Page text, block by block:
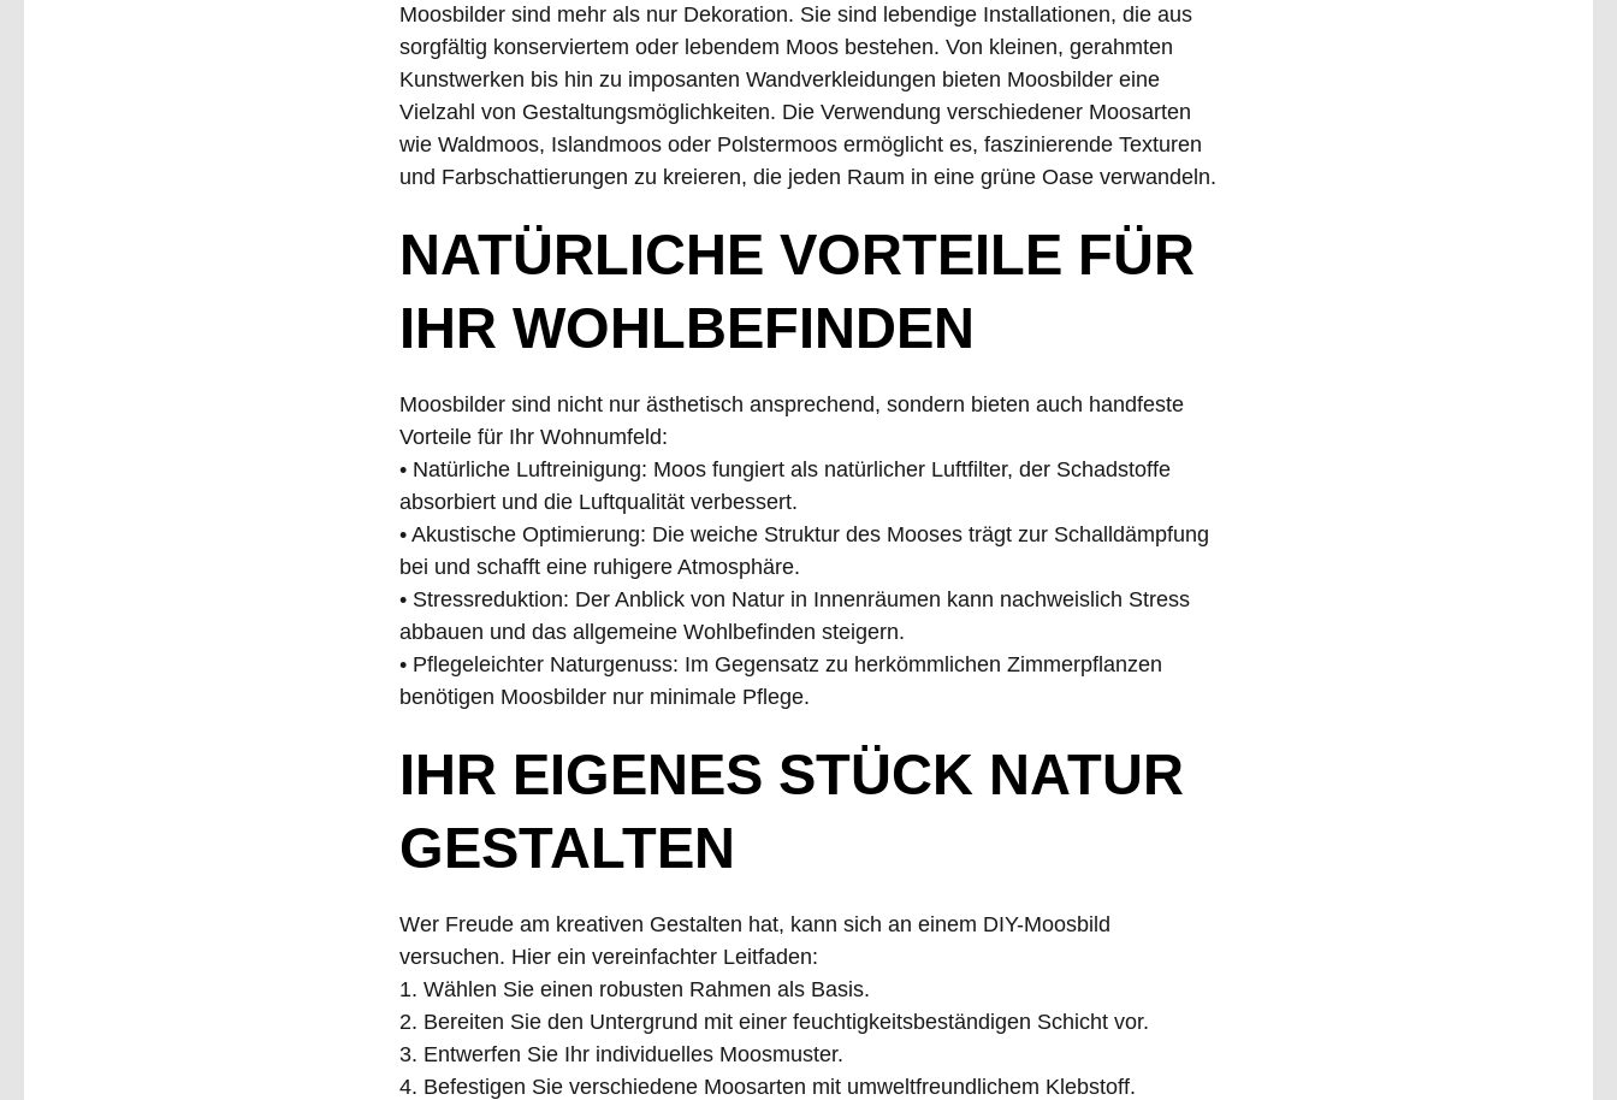
Moosbilder sind mehr als nur Dekoration. Sie sind lebendige Installationen, die aus
sorgfältig konserviertem oder lebendem Moos bestehen. Von kleinen, gerahmten
Kunstwerken bis hin zu imposanten Wandverkleidungen bieten Moosbilder eine
Vielzahl von Gestaltungsmöglichkeiten. Die Verwendung verschiedener Moosarten
wie Waldmoos, Islandmoos oder Polstermoos ermöglicht es, faszinierende Texturen
und Farbschattierungen zu kreieren, die jeden Raum in eine grüne Oase verwandeln.
NATÜRLICHE VORTEILE FÜR
IHR WOHLBEFINDEN
Moosbilder sind nicht nur ästhetisch ansprechend, sondern bieten auch handfeste
Vorteile für Ihr Wohnumfeld:
• Natürliche Luftreinigung: Moos fungiert als natürlicher Luftfilter, der Schadstoffe
absorbiert und die Luftqualität verbessert.
• Akustische Optimierung: Die weiche Struktur des Mooses trägt zur Schalldämpfung
bei und schafft eine ruhigere Atmosphäre.
• Stressreduktion: Der Anblick von Natur in Innenräumen kann nachweislich Stress
abbauen und das allgemeine Wohlbefinden steigern.
• Pflegeleichter Naturgenuss: Im Gegensatz zu herkömmlichen Zimmerpflanzen
benötigen Moosbilder nur minimale Pflege.
IHR EIGENES STÜCK NATUR
GESTALTEN
Wer Freude am kreativen Gestalten hat, kann sich an einem DIY-Moosbild
versuchen. Hier ein vereinfachter Leitfaden:
1. Wählen Sie einen robusten Rahmen als Basis.
2. Bereiten Sie den Untergrund mit einer feuchtigkeitsbeständigen Schicht vor.
3. Entwerfen Sie Ihr individuelles Moosmuster.
4. Befestigen Sie verschiedene Moosarten mit umweltfreundlichem Klebstoff.